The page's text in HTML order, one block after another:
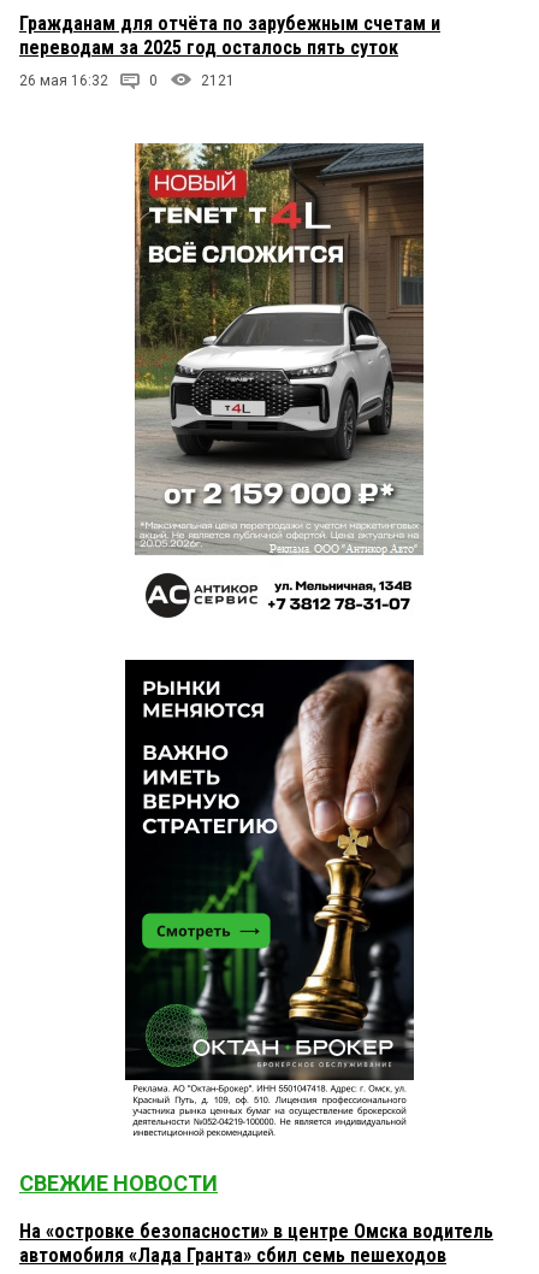
Гражданам для отчёта по зарубежным счетам и
переводам за 2025 год осталось пять суток
26 мая 16:32 0 2121
СВЕЖИЕ НОВОСТИ
На «островке безопасности» в центре Омска водитель
автомобиля «Лада Гранта» сбил семь пешеходов